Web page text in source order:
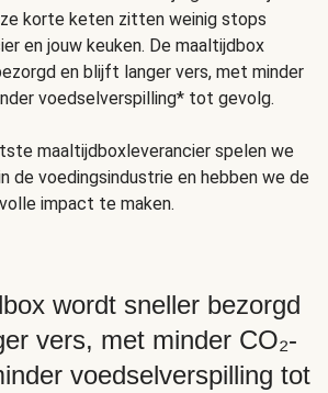
korte keten zitten weinig stops
en jouw keuken. De maaltijdbox
en blijft langer vers, met minder
voedselverspilling* tot gevolg.
maaltijdboxleverancier spelen we
de voedingsindustrie en hebben we de
impact te maken.
wordt sneller bezorgd
vers, met minder CO₂-
voedselverspilling tot